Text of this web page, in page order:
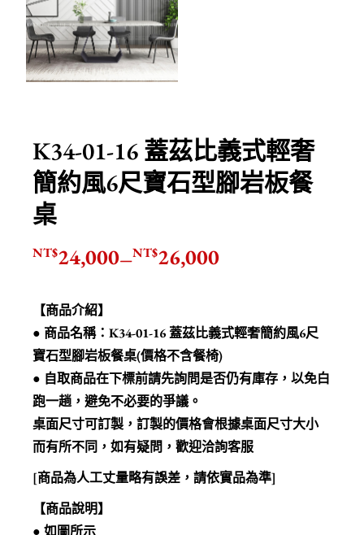
K34-01-16 蓋茲比義式輕奢
簡約風6尺寶石型腳岩板餐
桌
NT$24,000–NT$26,000
【商品介紹】
● 商品名稱：K34-01-16 蓋茲比義式輕奢簡約風6尺
寶石型腳岩板餐桌(價格不含餐椅)
● 自取商品在下標前請先詢問是否仍有庫存，以免白
跑一趟，避免不必要的爭議。
桌面尺寸可訂製，訂製的價格會根據桌面尺寸大小
而有所不同，如有疑問，歡迎洽詢客服
[商品為人工丈量略有誤差，請依實品為準]
【商品說明】
● 如圖所示